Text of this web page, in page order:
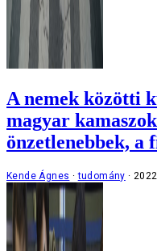
A nemek közötti
magyar
önzetlenebbek, a
Kende Ágnes tudomány